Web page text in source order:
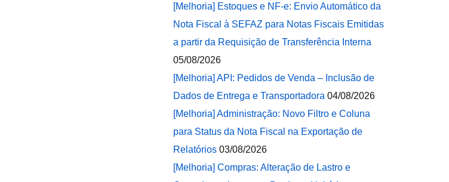
[Melhoria] Estoques e NF-e: Envio Automático da
Nota Fiscal à SEFAZ para Notas Fiscais Emitidas
a partir da Requisição de Transferência Interna
05/08/2026
[Melhoria] API: Pedidos de Venda – Inclusão de
Dados de Entrega e Transportadora 04/08/2026
[Melhoria] Administração: Novo Filtro e Coluna
para Status da Nota Fiscal na Exportação de
Relatórios 03/08/2026
[Melhoria] Compras: Alteração de Lastro e